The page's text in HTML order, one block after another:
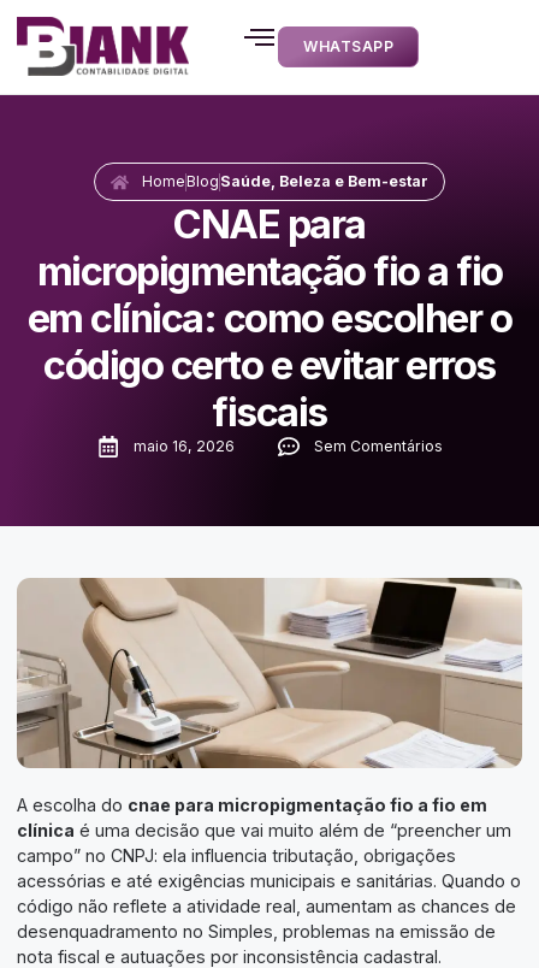
WHATSAPP
HomeBlog Saúde, Beleza e Bem-estar
CNAE para
micropigmentação fio a fio
em clínica: como escolher o
código certo e evitar erros
fiscais
maio 16, 2026 Sem Comentários
A escolha do cnae para micropigmentação fio a fio em
clínica é uma decisão que vai muito além de “preencher um
campo” no CNPJ: ela influencia tributação, obrigações
acessórias e até exigências municipais e sanitárias. Quando o
código não reflete a atividade real, aumentam as chances de
desenquadramento no Simples, problemas na emissão de
nota fiscal e autuações por inconsistência cadastral.